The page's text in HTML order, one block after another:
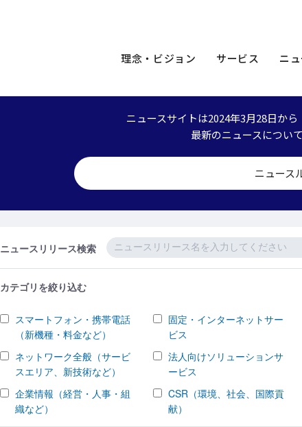
理念・ビジョン サービス ニ
2014年：ニュースリリース
ニュースサイトは2024年3月28日か
最新のニュースについ
ニュース
ニュースリリース検索
カテゴリを絞り込む
スマートフォン・携帯電話
（新機種・料金など）
固定・インターネットサー
ビス
ネットワーク全般（サービ
スエリア、新技術など）
法人向けソリューションサ
ービス
企業情報（経営・人事・組
織など）
CSR（環境、社会、国際貢
献）